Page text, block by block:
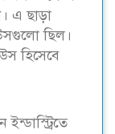
এ ছাড়া
ছিল।
হিসেবে